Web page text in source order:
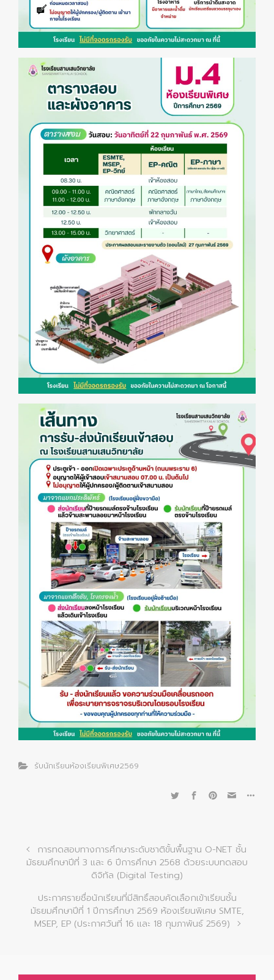
รับนักเรียนห้องเรียนพิเศษ2569
การทดสอบทางการศึกษาระดับชาติขั้นพื้นฐาน O-NET ชั้น
มัธยมศึกษาปีที่ 3 และ 6 ปีการศึกษา 2568 ด้วยระบบทดสอบ
ดิจิทัล (Digital Testing)
ประกาศรายชื่อนักเรียนที่มีสิทธิ์สอบคัดเลือกเข้าเรียนชั้น
มัธยมศึกษาปีที่ 1 ปีการศึกษา 2569 ห้องเรียนพิเศษ SMTE,
MSEP, EP (ประกาศวันที่ 16 และ 18 กุมภาพันธ์ 2569)